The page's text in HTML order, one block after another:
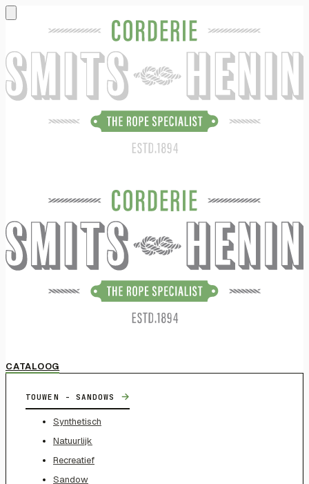
CATALOOG
TOUWEN - SANDOWS →
Synthetisch
Natuurlijk
Recreatief
Sandow